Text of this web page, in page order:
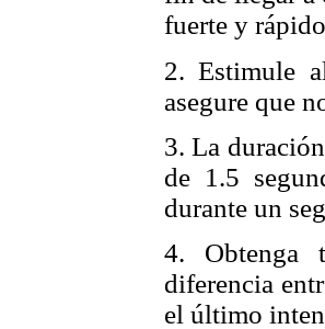
fuerte y
2. Estimule
asegure que
3. La
de 1.5
durante un
4. Obtenga
diferencia
el último